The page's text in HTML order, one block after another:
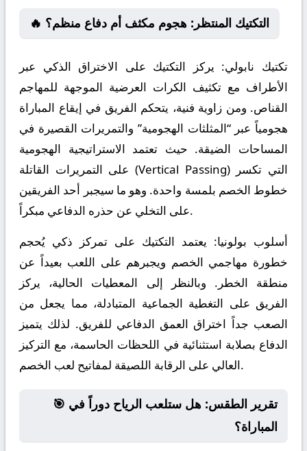
🔥 التكتيك المنتظر: هجوم مكثف أم دفاع منظم؟
تكتيك نابولي: يركز التكتيك على الاختراق الذكي عبر
الأطراف مع تكثيف الكرات العرضية الموجهة للمهاجم
القناص. ومن زاوية فنية، يتحكم الفريق في إيقاع المباراة
هجومياً عبر “المثلثات الهجومية” والتمريرات القصيرة في
المساحات الضيقة. حيث تعتمد الاستراتيجية الهجومية
على التمريرات القاتلة (Vertical Passing) التي تكسر
خطوط الخصم بلمسة واحدة. وهو ما سيجبر أحد الفريقين
على التخلي عن حذره الدفاعي مبكراً.
أسلوب بولونيا: يعتمد التكتيك على تمركز ذكي يُحجم
خطورة مهاجمي الخصم ويجبرهم على اللعب بعيداً عن
منطقة الخطر. وبالنظر إلى المعطيات الحالية، يركز
الفريق على التغطية الجماعية المتبادلة، مما يجعل من
الصعب جداً اختراق العمق الدفاعي للفريق. لذلك يتميز
الدفاع بصلابة استثنائية في اللحظات الحاسمة، مع التركيز
العالي على الرقابة اللصيقة لمفاتيح لعب الخصم.
🎯 تقرير الطقس: هل ستلعب الرياح دوراً في
المباراة؟